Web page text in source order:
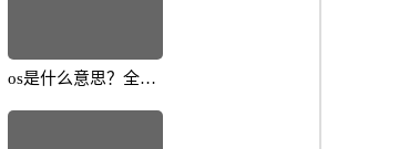
os是什么意思？全面